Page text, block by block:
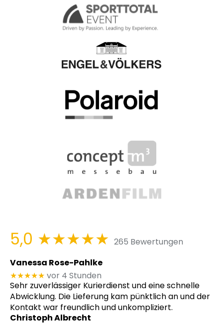
5,0 ★★★★★ 265 Bewertungen
Vanessa Rose-Pahlke
★★★★★ vor 4 Stunden
Sehr zuverlässiger Kurierdienst und eine schnelle
Abwicklung. Die Lieferung kam pünktlich an und der
Kontakt war freundlich und unkompliziert.
Christoph Albrecht